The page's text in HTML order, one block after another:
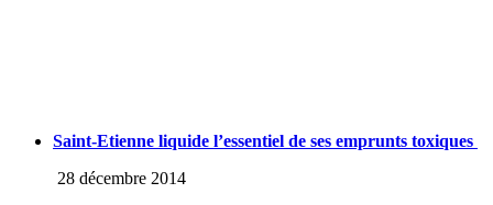
Saint-Etienne liquide l’essentiel de ses emprunts toxiques
28 décembre 2014